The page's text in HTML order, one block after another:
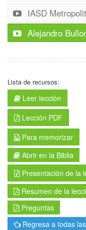
IASD
Alejandro
Lista de recursos:
Leer lección
Lección PDF
Para memorizar
Abrir en la Biblia
Presentación de la
Resumen de la
Preguntas
Regresa a todas